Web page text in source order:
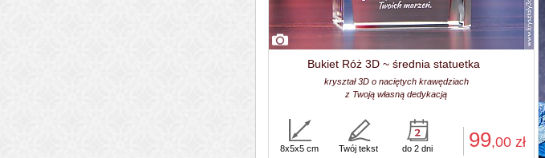
Bukiet Róż 3D ~ średnia statuetka
kryształ 3D o naciętych krawędziach
z Twoją własną dedykacją
99,00zł
8x5x5 cm Twój tekst do 2 dni